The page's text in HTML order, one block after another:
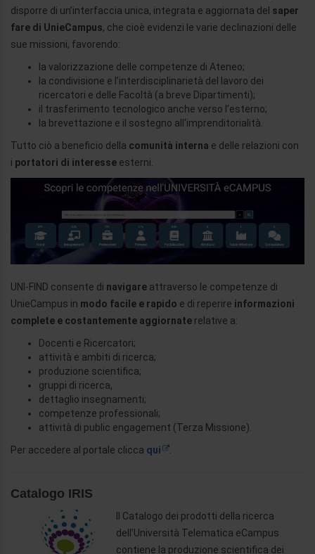
disporre di un’interfaccia unica, integrata e aggiornata del saper
fare di UnieCampus, che cioè evidenzi le varie declinazioni delle
sue missioni, favorendo:
la valorizzazione delle competenze di Ateneo;
la condivisione e l’interdisciplinarietà del lavoro dei
ricercatori e delle Facoltà (a breve Dipartimenti);
il trasferimento tecnologico anche verso l’esterno;
la brevettazione e il sostegno all'imprenditorialità.
Tutto ciò a beneficio della comunità interna e delle relazioni con
i portatori di interesse esterni.
UNI-FIND consente di navigare attraverso le competenze di
UnieCampus in modo facile e rapido e di reperire informazioni
complete e costantemente aggiornate relative a:
Docenti e Ricercatori;
attività e ambiti di ricerca;
produzione scientifica;
gruppi di ricerca,
dettaglio insegnamenti;
competenze professionali;
attività di public engagement (Terza Missione).
Per accedere al portale clicca qui
Catalogo IRIS
Il Catalogo dei prodotti della ricerca
dell’Università Telematica eCampus
contiene la produzione scientifica dei